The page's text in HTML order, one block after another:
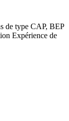
de type CAP, BEP
Expérience de